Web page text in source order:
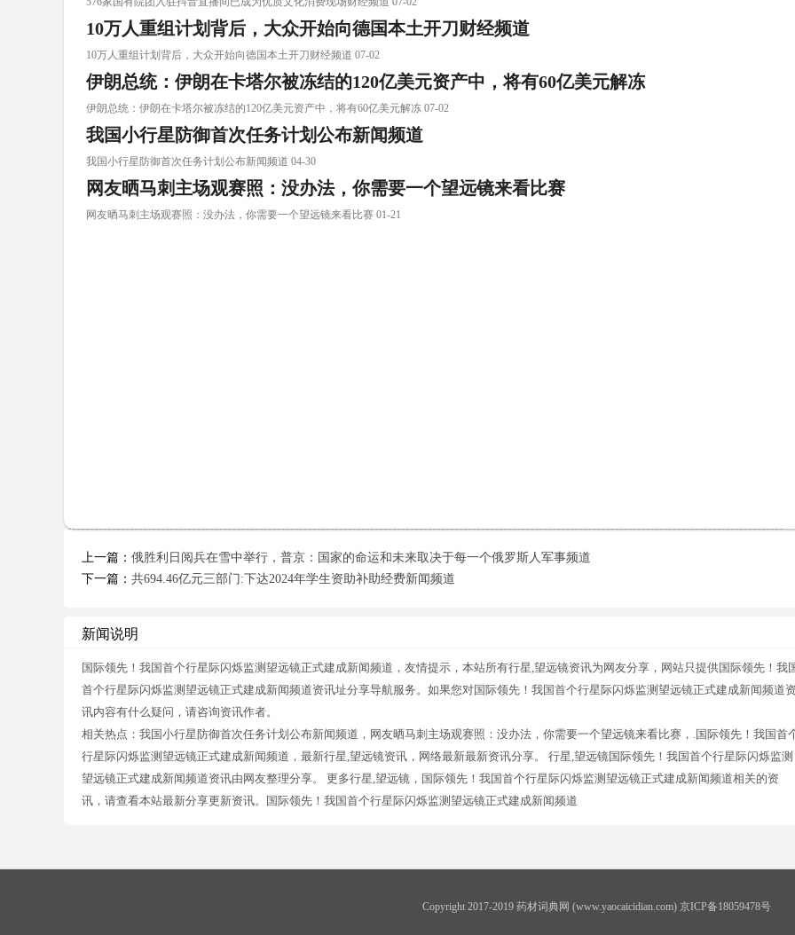
10万人重组计划背后，大众开始向德国本土开刀财经频道
10万人重组计划背后，大众开始向德国本土开刀财经频道 07-02
伊朗总统：伊朗在卡塔尔被冻结的120亿美元资产中，将有60亿美元解冻
伊朗总统：伊朗在卡塔尔被冻结的120亿美元资产中，将有60亿美元解冻 07-02
我国小行星防御首次任务计划公布新闻频道
我国小行星防御首次任务计划公布新闻频道 04-30
网友晒马刺主场观赛照：没办法，你需要一个望远镜来看比赛
网友晒马刺主场观赛照：没办法，你需要一个望远镜来看比赛 01-21
上一篇： 俄胜利日阅兵在雪中举行，普京：国家的命运和未来取决于每一个俄罗斯人军事频道
下一篇： 共694.46亿元三部门:下达2024年学生资助补助经费新闻频道
新闻说明
国际领先！我国首个行星际闪烁监测望远镜正式建成新闻频道，友情提示，本站所有行星,望远镜资讯为网友分享，网站只提供国际领先！我
首个行星际闪烁监测望远镜正式建成新闻频道资讯址分享导航服务。如果您对国际领先！我国首个行星际闪烁监测望远镜正式建成新闻频道
讯内容有什么疑问，请咨询资讯作者。
相关热点：我国小行星防御首次任务计划公布新闻频道，网友晒马刺主场观赛照：没办法，你需要一个望远镜来看比赛，.国际领先！我国首
行星际闪烁监测望远镜正式建成新闻频道，最新行星,望远镜资讯，网络最新最新资讯分享。 行星,望远镜国际领先！我国首个行星际闪烁监测
望远镜正式建成新闻频道资讯由网友整理分享。 更多行星,望远镜，国际领先！我国首个行星际闪烁监测望远镜正式建成新闻频道相关的资
讯，请查看本站最新分享更新资讯。国际领先！我国首个行星际闪烁监测望远镜正式建成新闻频道
Copyright 2017-2019 药材词典网 (www.yaocaicidian.com) 京ICP备18059478号